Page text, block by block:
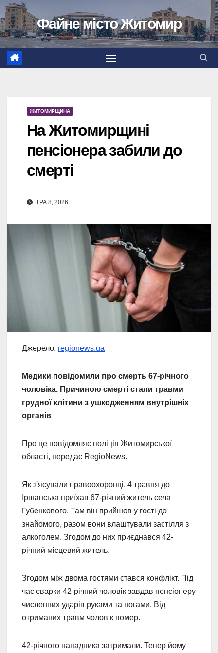
Перейти
до
вмісту
Файне місто Житомир
ЖИТОМИРЩИНА
На Житомирщині
пенсіонера забили до
смерті
ТРА 8, 2026
Джерело: regionews.ua
Медики повідомили про смерть 67-річного
чоловіка. Причиною смерті стали травми
грудної клітини з ушкодженням внутрішніх
органів
Про це повідомляє поліція Житомирської
області, передає RegioNews.
Як з'ясували правоохоронці, 4 травня до
Іршанська приїхав 67-річний житель села
Губенкового. Там він прийшов у гості до
знайомого, разом вони влаштували застілля з
алкоголем. Згодом до них приєднався 42-
річний місцевий житель.
Згодом між двома гостями стався конфлікт. Під
час сварки 42-річний чоловік завдав пенсіонеру
численних ударів руками та ногами. Від
отриманих травм чоловік помер.
42-річного нападника затримали. Тепер йому